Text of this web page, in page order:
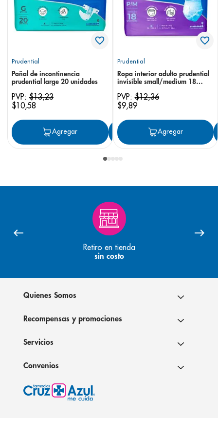
Prudential
Pañal de incontinencia
prudential large 20 unidades
PVP: $13,23
$10,58
Agregar Agregar
Prudential
Ropa interior adulto prudential
invisible small/medium 18
PVP:$12,36
$9,89
Agregar
Retiro en tienda
sin costo
Quienes Somos
Recompensas y promociones
Servicios
Convenios